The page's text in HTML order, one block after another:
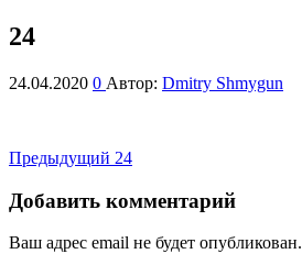
24
24.04.2020 0 Автор: Dmitry Shmygun
Навигация
по
записям
Предыдущая
Предыдущий 24
Добавить комментарий
Ваш адрес email не будет опубликован.